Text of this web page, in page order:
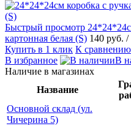
Быстрый просмотр
картонная белая (S) 140 руб. /
Купить в 1 клик К сравнению
В избранное
В
Наличие в магазинах
Название
Основной склад (ул.
Чичерина 5)